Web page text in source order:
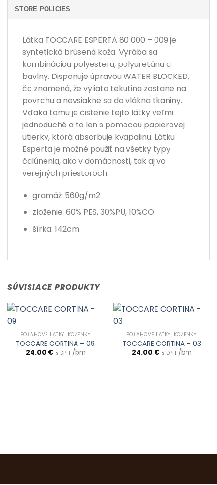
STORE POLICIES
Látka TOCCARE ESPERTA 80 000 – 009 je
syntetická brúsená koža. Vyrába sa
kombináciou polyesteru, polyuretánu a
bavlny. Disponuje úpravou WATER BLOCKED,
čo znamená, že vyliata tekutina zostane na
povrchu a nevsiakne sa do vlákna tkaniny.
Vďaka tomu je čistenie tejto látky veľmi
jednoduché a to len s pomocou papierovej
utierky, ktorá absorbuje kvapalinu. Látku
Esperta je možné použiť na všetky typy
čalúnenia, ako v domácnosti, tak aj vo
verejných priestoroch.
gramáž: 560g/m2
zloženie: 60% PES, 30%PU, 10%CO
šírka: 142cm
SÚVISIACE PRODUKTY
POŤAHOVÉ LÁTKY, KOŽENKY
TOCCARE CORTINA – 09
24.00 € s DPH /bm
POŤAHOVÉ LÁTKY, KOŽENKY
TOCCARE CORTINA – 03
24.00 € s DPH /bm